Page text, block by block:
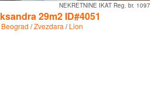
NEKRETNINE IKAT Reg. br. 1097
29m2 ID#4051
Beograd /Zvezdara /Lion